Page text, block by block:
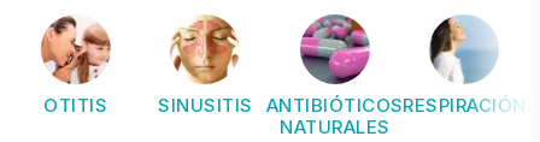
OTITIS SINUSITIS
ANTIBIÓTICOS
NATURALES
RESPIRACIÓN